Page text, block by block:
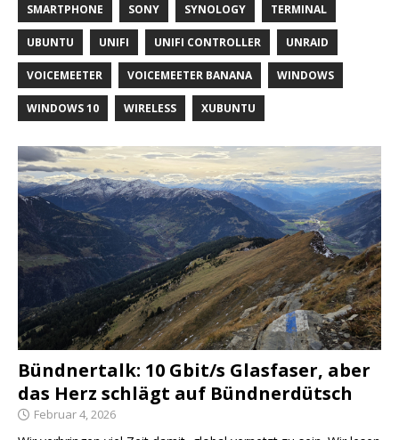
SMARTPHONE SONY SYNOLOGY TERMINAL
UBUNTU UNIFI UNIFI CONTROLLER UNRAID
VOICEMEETER VOICEMEETER BANANA WINDOWS
WINDOWS 10 WIRELESS XUBUNTU
Bündnertalk: 10 Gbit/s Glasfaser, aber
das Herz schlägt auf Bündnerdütsch
Februar 4, 2026